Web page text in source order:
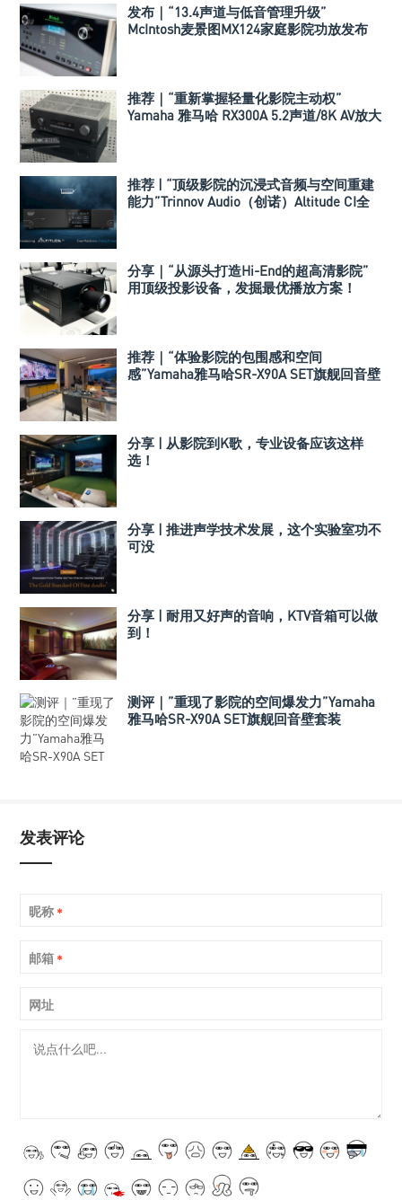
发布｜“13.4声道与低音管理升级”
McIntosh麦景图MX124家庭影院功放发布
推荐｜“重新掌握轻量化影院主动权”
Yamaha 雅马哈 RX300A 5.2声道/8K AV放大
推荐 | “顶级影院的沉浸式音频与空间重建
能力”Trinnov Audio（创诺）Altitude CI全
分享｜“从源头打造Hi-End的超高清影院”
用顶级投影设备，发掘最优播放方案！
推荐｜“体验影院的包围感和空间
感”Yamaha雅马哈SR-X90A SET旗舰回音壁
分享 | 从影院到K歌，专业设备应该这样
选！
分享 | 推进声学技术发展，这个实验室功不
可没
分享 | 耐用又好声的音响，KTV音箱可以做
到！
测评｜”重现了影院的空间爆发力”Yamaha
雅马哈SR-X90A SET旗舰回音壁套装
发表评论
昵称 *
邮箱 *
网址